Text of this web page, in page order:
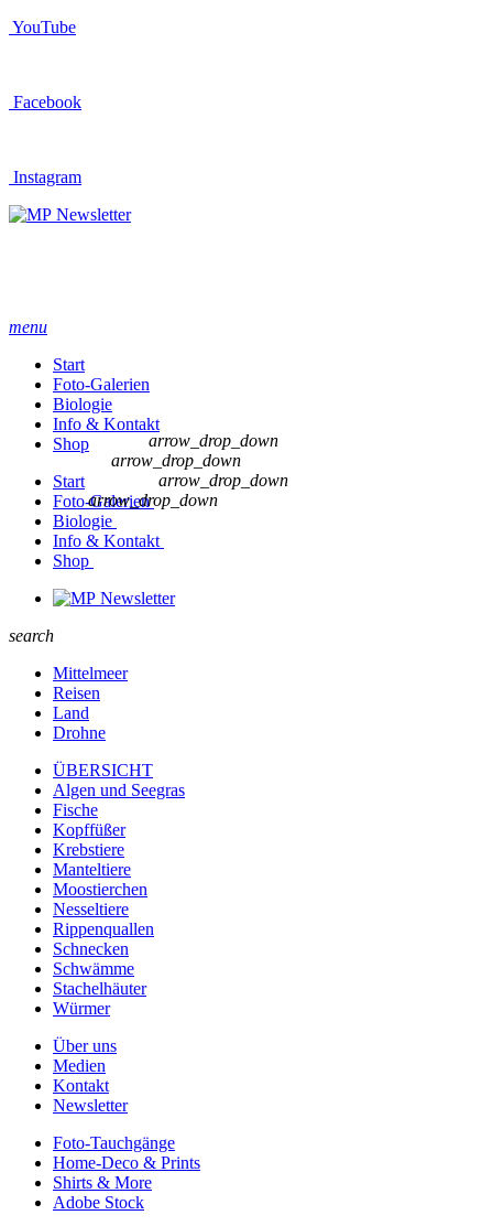
YouTube
Facebook
Instagram
Newsletter
menu
Start
Foto-Galerien
Biologie
Info & Kontakt
Shop
Start
Foto-Galerien
arrow_drop_down
Biologie
arrow_drop_down
Info & Kontakt
arrow_drop_down
Shop
arrow_drop_down
Newsletter
search
Mittelmeer
Reisen
Land
Drohne
ÜBERSICHT
Algen und Seegras
Fische
Kopffüßer
Krebstiere
Manteltiere
Moostierchen
Nesseltiere
Rippenquallen
Schnecken
Schwämme
Stachelhäuter
Würmer
Über uns
Medien
Kontakt
Newsletter
Foto-Tauchgänge
Home-Deco & Prints
Shirts & More
Adobe Stock